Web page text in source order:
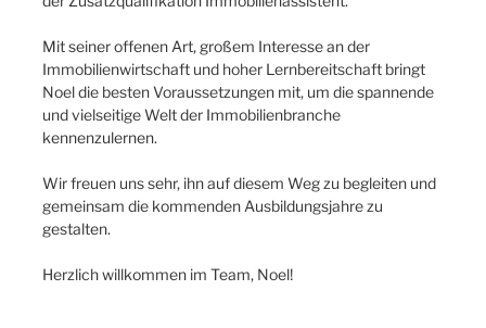
Mit seiner offenen Art, großem Interesse an der
Immobilienwirtschaft und hoher Lernbereitschaft bringt
Noel die besten Voraussetzungen mit, um die spannende
und vielseitige Welt der Immobilienbranche
kennenzulernen.
Wir freuen uns sehr, ihn auf diesem Weg zu begleiten und
gemeinsam die kommenden Ausbildungsjahre zu
gestalten.
Herzlich willkommen im Team, Noel!